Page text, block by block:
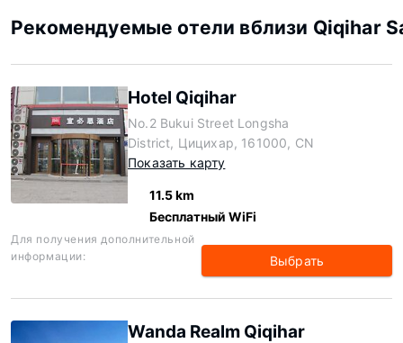
Рекомендуемые отели вблизи Qiqihar
Hotel Qiqihar
No.2 Bukui Street Longsha
District, Цицихар, 161000, CN
Показать карту
11.5 km
Бесплатный WiFi
Для получения дополнительной
информации:
Выбрать
Wanda Realm Qiqihar